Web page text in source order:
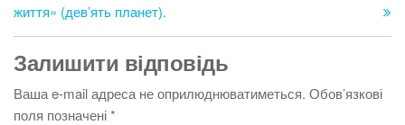
життя» (дев’ять планет).
Залишити відповідь
Ваша e-mail адреса не оприлюднюватиметься. Обов’язкові
поля позначені*